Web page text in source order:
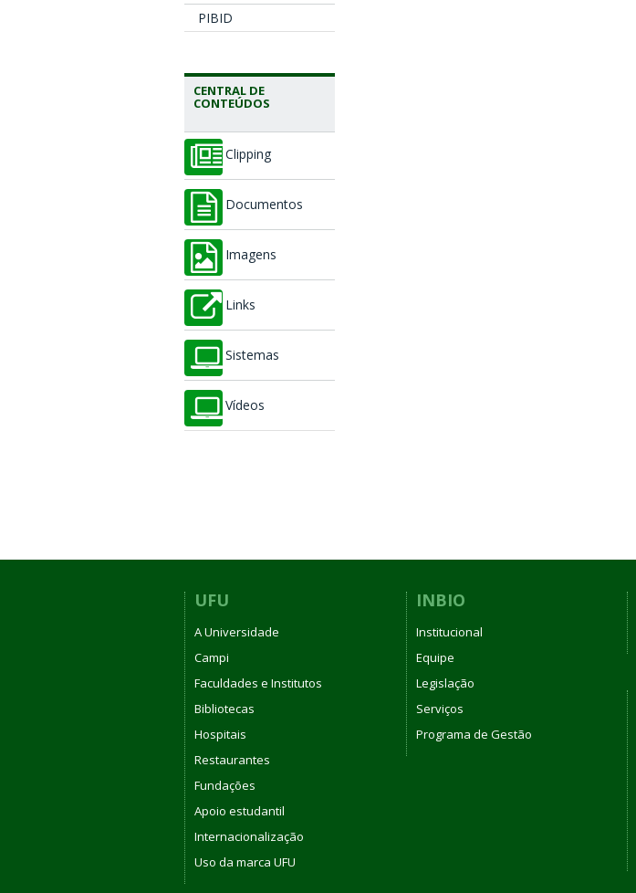
PIBID
CENTRAL DE
CONTEÚDOS
Clipping
Documentos
Imagens
Links
Sistemas
Vídeos
UFU
A Universidade
Campi
Faculdades e Institutos
Bibliotecas
Hospitais
Restaurantes
Fundações
Apoio estudantil
Internacionalização
Uso da marca UFU
INBIO
Institucional
Equipe
Legislação
Serviços
Programa de Gestão